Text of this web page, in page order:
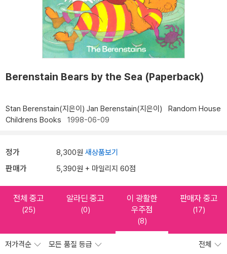
Berenstain Bears by the Sea (Paperback)
Stan Berenstain(지은이) Jan Berenstain(지은이)
Random House
Childrens Books 1998-06-09
정가 8,300원 새상품보기
판매가 5,390원 + 마일리지 60점
전체 중고
(25)
알라딘 중고
(0)
이 광활한
우주점
(8)
판매자 중고
(17)
저가격순 모든 품질 등급 전체